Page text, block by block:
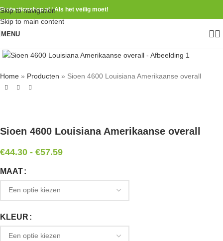
Skip to navigation
Skip to main content
Protectionshop.nl | Als het veilig moet!
MENU
Home » Producten » Sioen 4600 Louisiana Amerikaanse overall
Sioen 4600 Louisiana Amerikaanse overall
€44.30 - €57.59
MAAT
KLEUR